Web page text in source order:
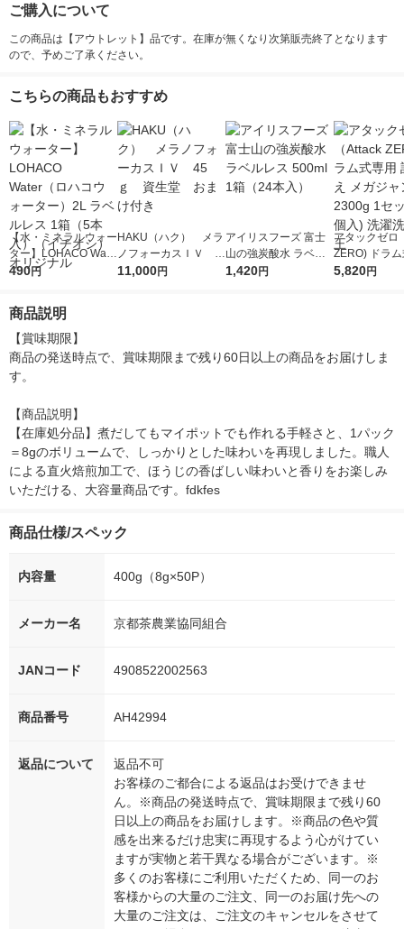
ご購入について
この商品は【アウトレット】品です。在庫が無くなり次第販売終了となります
ので、予めご了承ください。
こちらの商品もおすすめ
【水・ミネラルウォー
ター】LOHACO Wate
r（ロハコウォータ
シ） オリジナル
490円
HAKU（ハク） メラ
ノフォーカスＩＶ 4
5ｇ 資生堂 おまけ
11,000円
アイリスフーズ 富士
山の強炭酸水 ラベル
レス 500ml 1箱（24
1,420円
アタックゼロ
ZERO) ドラ
詰め替え メガ
5,820円
商品説明
【賞味期限】
商品の発送時点で、賞味期限まで残り60日以上の商品をお届けしま
す。
【商品説明】
【在庫処分品】煮だしてもマイポットでも作れる手軽さと、1パック
＝8gのボリュームで、しっかりとした味わいを再現しました。職人
による直火焙煎加工で、ほうじの香ばしい味わいと香りをお楽しみ
いただける、大容量商品です。fdkfes
商品仕様/スペック
内容量 400g（8g×50P）
メーカー名 京都茶農業協同組合
JANコード 4908522002563
商品番号 AH42994
返品について
返品不可
お客様のご都合による返品はお受けできませ
ん。※商品の発送時点で、賞味期限まで残り60
日以上の商品をお届けします。※商品の色や質
感を出来るだけ忠実に再現するよう心がけてい
ますが実物と若干異なる場合がございます。※
多くのお客様にご利用いただくため、同一のお
客様からの大量のご注文、同一のお届け先への
大量のご注文は、ご注文のキャンセルをさせて